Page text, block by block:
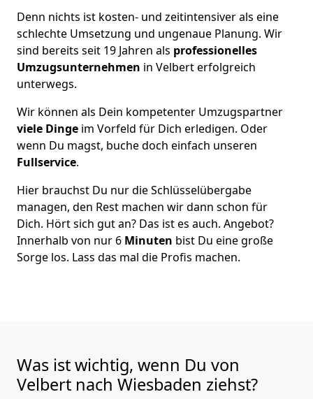
Denn nichts ist kosten- und zeitintensiver als eine
schlechte Umsetzung und ungenaue Planung. Wir
sind bereits seit 19 Jahren als professionelles
Umzugsunternehmen in Velbert erfolgreich
unterwegs.
Wir können als Dein kompetenter Umzugspartner
viele Dinge im Vorfeld für Dich erledigen. Oder
wenn Du magst, buche doch einfach unseren
Fullservice.
Hier brauchst Du nur die Schlüsselübergabe
managen, den Rest machen wir dann schon für
Dich. Hört sich gut an? Das ist es auch. Angebot?
Innerhalb von nur 6 Minuten bist Du eine große
Sorge los. Lass das mal die Profis machen.
Was ist wichtig, wenn Du von
Velbert nach Wiesbaden ziehst?